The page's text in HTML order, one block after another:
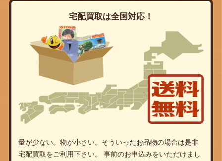
宅配買取は全国対応！
量が少ない。物が小さい。そういったお品物の場合は是非
宅配買取をご利用下さい。 事前のお申込みをいただけまし